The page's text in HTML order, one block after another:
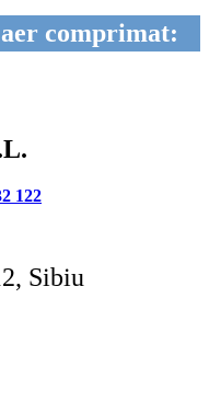
comprimat:
122
Sibiu